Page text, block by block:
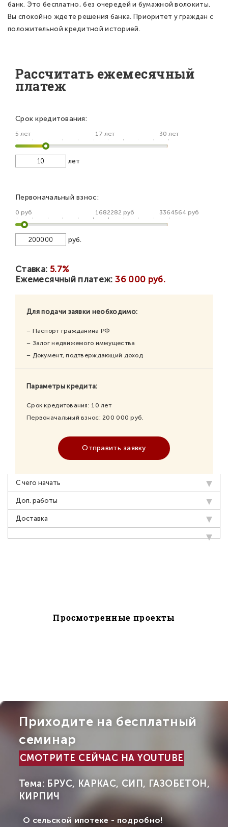
банк. Это бесплатно, без очередей и бумажной волокиты.
Вы спокойно ждете решения банка. Приоритет у граждан с
положительной кредитной историей.
Рассчитать ежемесячный
платеж
Срок кредитования:
5 лет 17 лет 30 лет
лет
Первоначальный взнос:
0 руб 1682282 руб 3364564 руб
руб.
Ставка: 5.7%
Ежемесячный платеж:36 000 руб.
Для подачи заявки необходимо:
– Паспорт гражданина РФ
– Залог недвижемого иммущества
– Документ, подтверждающий доход
Параметры кредита:
Срок кредитования: 10 лет
Первоначальный взнос: 200 000 руб.
Отправить заявку
С чего начать
Доп. работы
Доставка
Просмотренные проекты
Приходите на бесплатный
семинар
СМОТРИТЕ СЕЙЧАС НА YOUTUBE
Тема: БРУС, КАРКАС, СИП, ГАЗОБЕТОН,
КИРПИЧ
О сельской ипотеке - подробно!